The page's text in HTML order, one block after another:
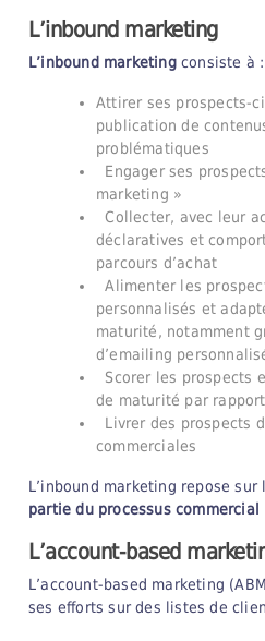
L’inbound marketing
L’inbound marketingconsiste à :
Attirer ses prospects-
publication de
problématiques
Engager ses
marketing »
Collecter, avec leur
déclaratives et
parcours d’achat
Alimenter les
personnalisés et
maturité, notamment
d’emailing
Scorer les prospects
de maturité par
Livrer des prospects
commerciales
L’inbound marketing repose sur
partie du processus
L’account-based
L’account-based marketing
ses efforts sur des listes de